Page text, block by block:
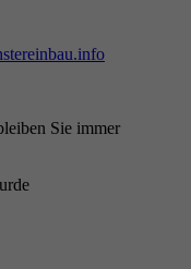
Sie immer